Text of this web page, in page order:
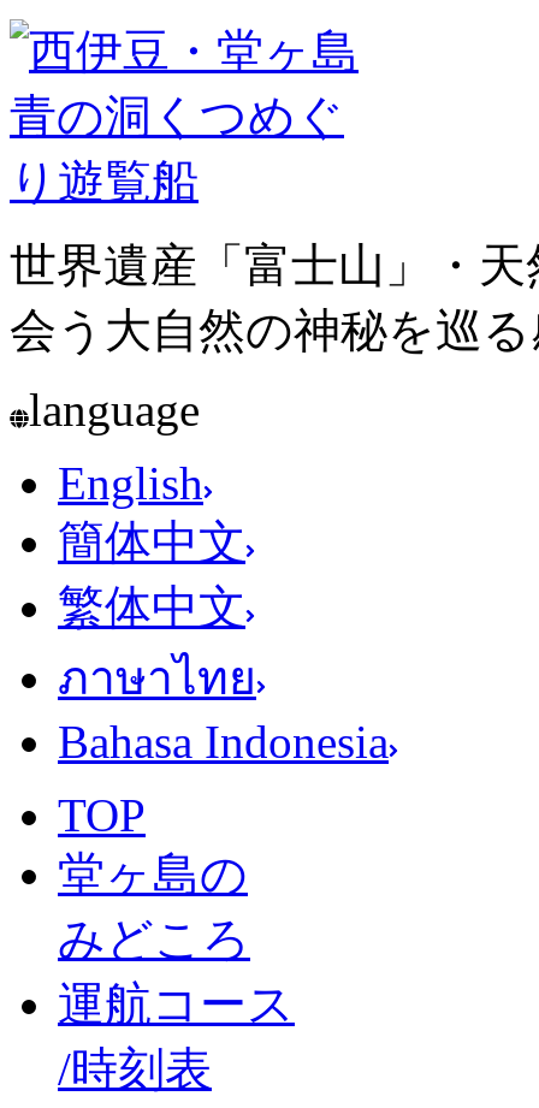
世界遺産「富士山」・
会う大自然の神秘を巡
language
English
簡体中文
繁体中文
ภาษาไทย
Bahasa Indonesia
TOP
堂ヶ島の
みどころ
運航コース
/時刻表